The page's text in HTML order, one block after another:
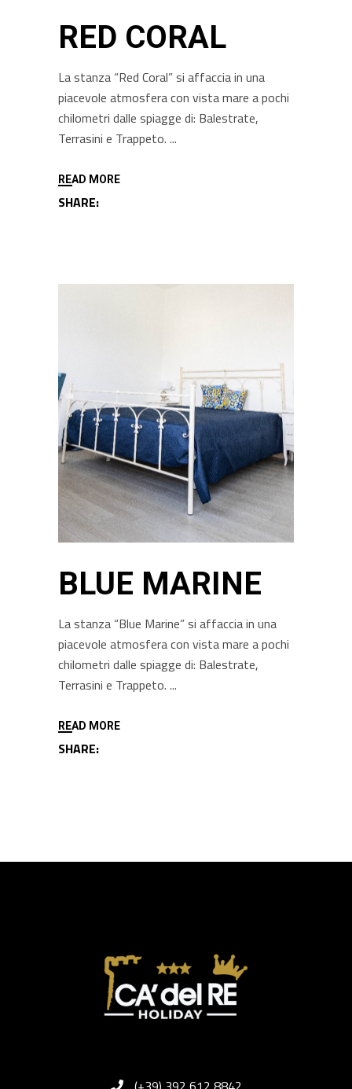
RED CORAL
La stanza “Red Coral” si affaccia in una
piacevole atmosfera con vista mare a pochi
chilometri dalle spiagge di: Balestrate,
Terrasini e Trappeto.
READ MORE
SHARE:
BLUE MARINE
La stanza “Blue Marine” si affaccia in una
piacevole atmosfera con vista mare a pochi
chilometri dalle spiagge di: Balestrate,
Terrasini e Trappeto.
READ MORE
SHARE: